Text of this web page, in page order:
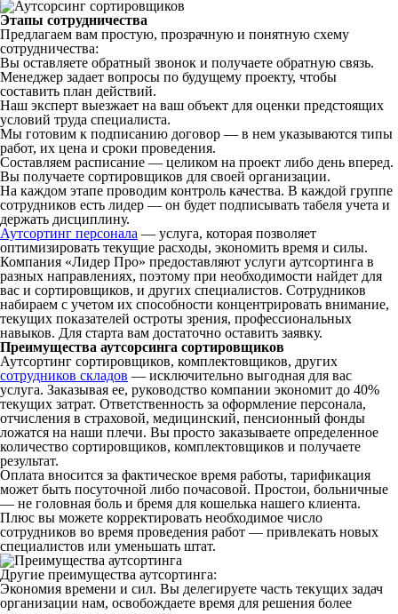
Этапы сотрудничества
Предлагаем вам простую, прозрачную и понятную схему
сотрудничества:
Вы оставляете обратный звонок и получаете обратную связь.
Менеджер задает вопросы по будущему проекту, чтобы
составить план действий.
Наш эксперт выезжает на ваш объект для оценки предстоящих
условий труда специалиста.
Мы готовим к подписанию договор — в нем указываются типы
работ, их цена и сроки проведения.
Составляем расписание — целиком на проект либо день вперед.
Вы получаете сортировщиков для своей организации.
На каждом этапе проводим контроль качества. В каждой группе
сотрудников есть лидер — он будет подписывать табеля учета и
держать дисциплину.
Аутсортинг персонала — услуга, которая позволяет
оптимизировать текущие расходы, экономить время и силы.
Компания «Лидер Про» предоставляют услуги аутсортинга в
разных направлениях, поэтому при необходимости найдет для
вас и сортировщиков, и других специалистов. Сотрудников
набираем с учетом их способности концентрировать внимание,
текущих показателей остроты зрения, профессиональных
навыков. Для старта вам достаточно оставить заявку.
Преимущества аутсорсинга сортировщиков
Аутсортинг сортировщиков, комплектовщиков, других
сотрудников складов — исключительно выгодная для вас
услуга. Заказывая ее, руководство компании экономит до 40%
текущих затрат. Ответственность за оформление персонала,
отчисления в страховой, медицинский, пенсионный фонды
ложатся на наши плечи. Вы просто заказываете определенное
количество сортировщиков, комплектовщиков и получаете
результат.
Оплата вносится за фактическое время работы, тарификация
может быть посуточной либо почасовой. Простои, больничные
— не головная боль и бремя для кошелька нашего клиента.
Плюс вы можете корректировать необходимое число
сотрудников во время проведения работ — привлекать новых
специалистов или уменьшать штат.
Другие преимущества аутсортинга:
Экономия времени и сил. Вы делегируете часть текущих задач
организации нам, освобождаете время для решения более